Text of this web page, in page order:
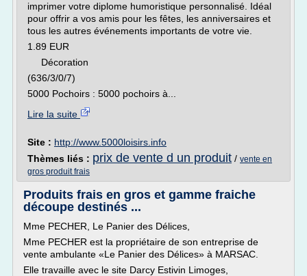
imprimer votre diplome humoristique personnalisé. Idéal
pour offrir a vos amis pour les fêtes, les anniversaires et
tous les autres événements importants de votre vie.
1.89 EUR
Décoration
(636/3/0/7)
5000 Pochoirs : 5000 pochoirs à...
Lire la suite
Site : http://www.5000loisirs.info
Thèmes liés : prix de vente d un produit / vente en
gros produit frais
Produits frais en gros et gamme fraiche
découpe destinés ...
Mme PECHER, Le Panier des Délices,
Mme PECHER est la propriétaire de son entreprise de
vente ambulante «Le Panier des Délices» à MARSAC.
Elle travaille avec le site Darcy Estivin Limoges,